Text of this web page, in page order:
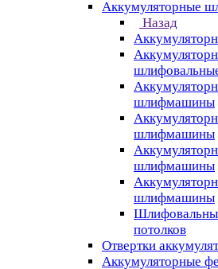
Аккумуляторные
Назад
шлифмашины
шлифмашины
шлифмашины
шлифмашины
потолков
Отвертки
Аккумуляторные